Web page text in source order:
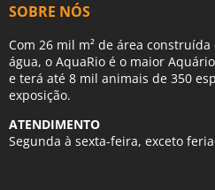
SOBRE NÓS
Com 26 mil m² de área
água, o AquaRio é o maior
e terá até 8 mil animais de 350
exposição.
ATENDIMENTO
Segunda à sexta-feira, exceto